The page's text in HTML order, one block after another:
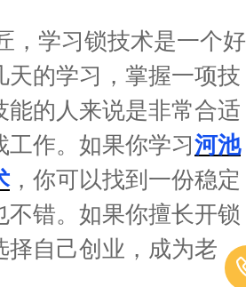
，学习锁技术是一个好
天的学习，掌握一项技
能的人来说是非常合适
工作。如果你学习河池
，你可以找到一份稳定
不错。如果你擅长开锁
择自己创业，成为老